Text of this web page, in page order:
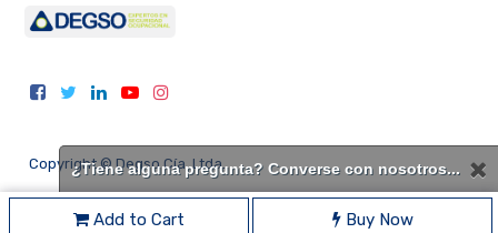
Add to Cart Buy Now
Copyright © Degso Cía. Ltda.
¿Tiene alguna pregunta? Converse con nosotros...